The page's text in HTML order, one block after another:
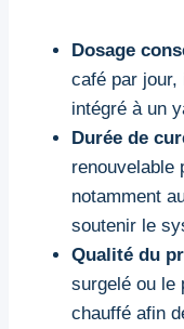
Dosage
café par jour,
intégré à un
Durée de
renouvelable
notamment
soutenir le
Qualité du
surgelé ou le
chauffé afin